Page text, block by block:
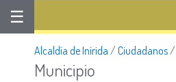
☰
Alcaldía de Inírida / Ciudadanos/
Municipio